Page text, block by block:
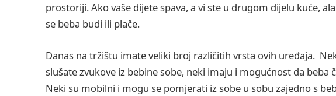
prostoriji. Ako vaše dijete spava, a vi ste u drugom dijelu kuće,
se beba budi ili plače.
Danas na tržištu imate veliki broj različitih vrsta ovih uređaja.
slušate zvukove iz bebine sobe, neki imaju i mogućnost da beba
Neki su mobilni i mogu se pomjerati iz sobe u sobu zajedno s